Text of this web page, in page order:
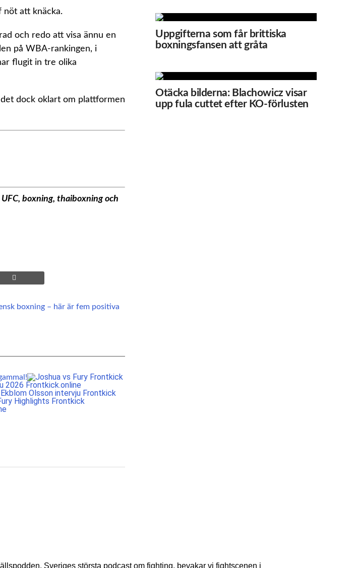
nöt att knäcka.
och redo att visa ännu en
på WBA-rankingen, i
flugit in tre olika
dock oklart om plattformen
boxning, thaiboxning och
boxning – här är fem positiva
Uppgifterna som får brittiska
boxningsfansen att gråta
Otäcka bilderna: Blachowicz visar
upp fula cuttet efter KO-förlusten
Sveriges största podcast om fighting, bevakar vi fightscenen i